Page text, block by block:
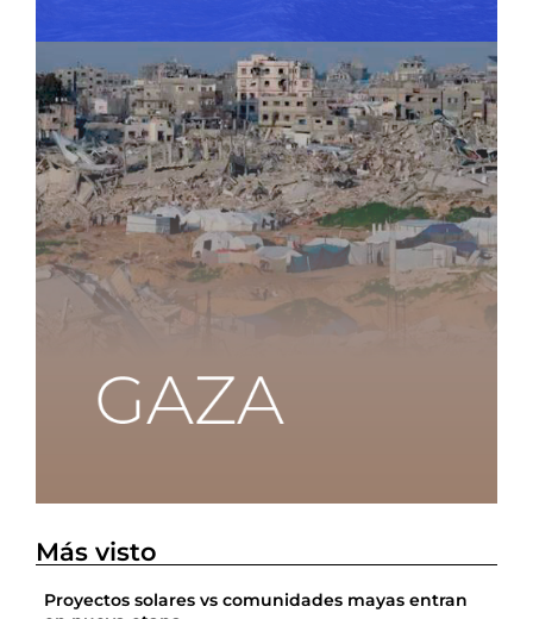
Más visto
Proyectos solares vs comunidades mayas entran